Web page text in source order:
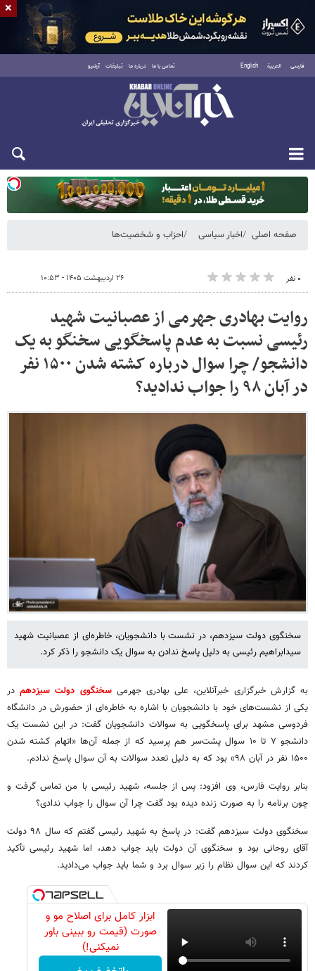
فارسی العربية English تماس با ما درباره ما تبلیغات آرشیو
دوشنبه ۱۹ مرداد ۱۴۰۵
صفحه اصلی اخبار سیاسی احزاب و شخصیت‌ها
۰ نفر ۲۶ اردیبهشت ۱۴۰۵ - ۱۰:۵۳
روایت بهادری جهرمی از عصبانیت شهید
رئیسی نسبت به عدم پاسخگویی سخنگو به یک
دانشجو/ چرا سوال درباره کشته شدن ۱۵۰۰ نفر
در آبان ۹۸ را جواب ندادید؟
سخنگوی دولت سیزدهم، در نشست با دانشجویان، خاطره‌ای از عصبانیت شهید
سیدابراهیم رئیسی به دلیل پاسخ ندادن به سوال یک دانشجو را ذکر کرد.
به گزارش خبرگزاری خبرآنلاین، علی بهادری جهرمی سخنگوی دولت سیزدهمدر
یکی از نشست‌های خود با دانشجویان با اشاره به خاطره‌ای از حضورش در دانشگاه
فردوسی مشهد برای پاسخگویی به سوالات دانشجویان گفت: در این نشست یک
دانشجو ۷ تا ۱۰ سوال پشت‌سر هم پرسید که از جمله آن‌ها «اتهام کشته شدن
۱۵۰۰ نفر در آبان ۹۸» بود که به دلیل تعدد سوالات به آن سوال پاسخ ندادم.
بنابر روایت فارس، وی افزود: پس از جلسه، شهید رئیسی با من تماس گرفت و
چون برنامه را به صورت زنده دیده بود گفت چرا آن سوال را جواب ندادی؟
سخنگوی دولت سیزدهم گفت: در پاسخ به شهید رئیسی گفتم که سال ۹۸ دولت
آقای روحانی بود و سخنگوی آن دولت باید جواب دهد، اما شهید رئیسی تأکید
کردند که این سوال نظام را زیر سوال برد و شما باید جواب می‌دادید.
ابزار کامل برای اصلاح مو و
صورت (قیمت رو ببینی باور
نمیکنی!)
×